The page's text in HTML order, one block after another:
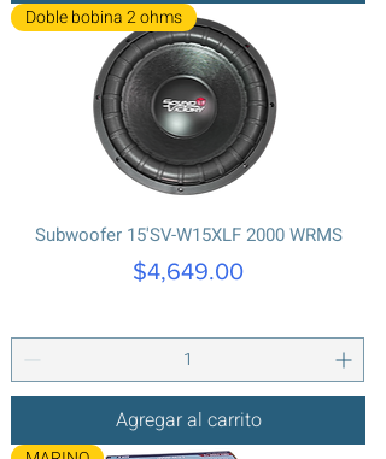
Doble bobina 2 ohms
Subwoofer 15'SV-W15XLF 2000 WRMS
Precio
$4,649.00
Agregar al carrito